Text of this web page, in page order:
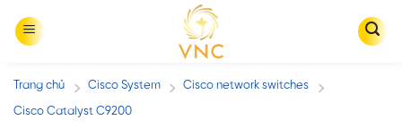
Trang chủ / Cisco System / Cisco network switches /
Cisco Catalyst C9200